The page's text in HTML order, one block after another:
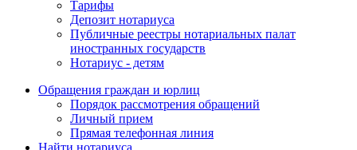
Тарифы
Депозит нотариуса
Публичные реестры нотариальных палат
иностранных государств
Нотариус - детям
Обращения граждан и юрлиц
Порядок рассмотрения обращений
Личный прием
Прямая телефонная линия